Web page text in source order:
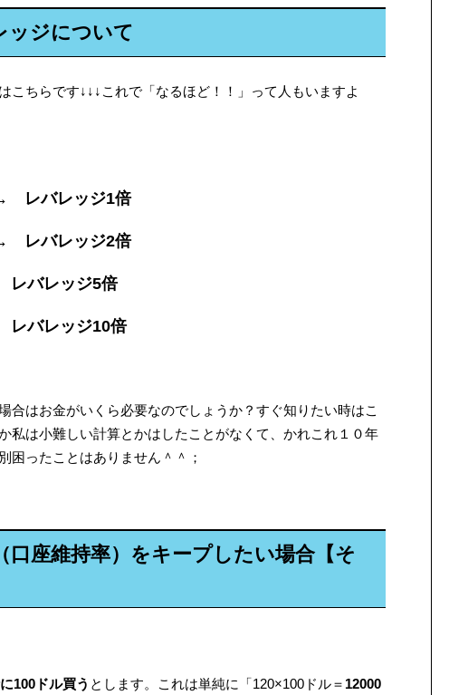
ッジについて
こちらです↓↓↓これで「なるほど！！」って人もいますよ
レバレッジ1倍
レバレッジ2倍
バレッジ5倍
バレッジ10倍
合はお金がいくら必要なのでしょうか？すぐ知りたい時はこ
私は小難しい計算とかはしたことがなくて、かれこれ１０年
困ったことはありません＾＾；
口座維持率）をキープしたい場合【そ
100ドル買う とします。これは単純に「120×100ドル＝ 12000